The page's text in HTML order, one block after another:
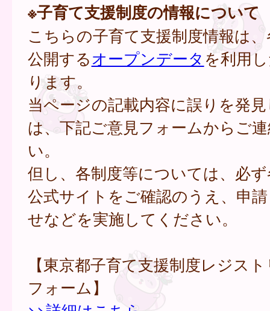
※子育て支援制度の情報について
こちらの子育て支援制度情報は
公開するオープンデータ を利用
ります。
当ページの記載内容に誤りを発
は、下記ご意見フォームからご
い。
但し、各制度等については、必
公式サイトをご確認のうえ、申
せなどを実施してください。
【東京都子育て支援制度レジス
フォーム】